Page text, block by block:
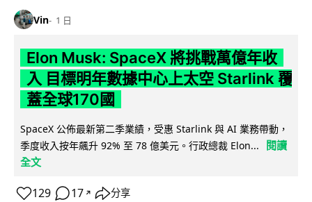
Vin 1 日
Elon Musk: SpaceX 將挑戰萬億年收
入 目標明年數據中心上太空 Starlink 覆
蓋全球170國
SpaceX 公佈最新第二季業績，受惠 Starlink 與 AI 業務帶動，
季度收入按年飆升 92% 至 78 億美元。行政總裁 Elon...
閱讀
全文
129 17 ↗ 分享